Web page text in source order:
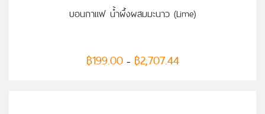
บอนกาแฟ น้ำผึ้งผสมมะนาว (Lime)
฿199.00 – ฿2,707.44